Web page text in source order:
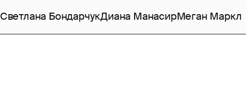
Светлана БондарчукДиана МанасирМеган Маркл